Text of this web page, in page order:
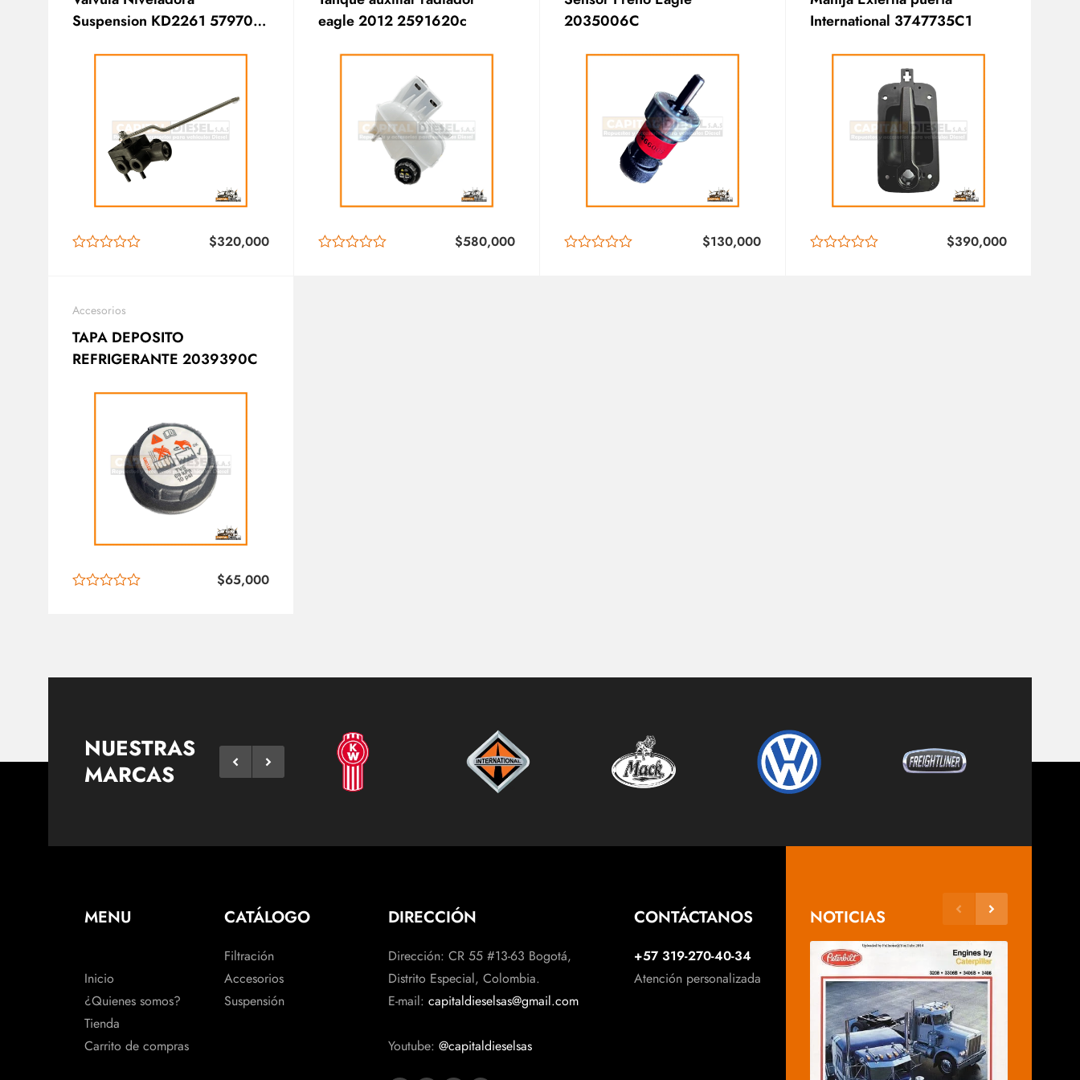
Suspension KD2261 579700-
$320,000
eagle 2012 2591620c
$580,000
2035006C
$130,000
International 3747735C1
$390,000
Accesorios
TAPA DEPOSITO
REFRIGERANTE 2039390C
$65,000
NUESTRAS
MARCAS
MENU
Inicio
¿Quienes somos?
Tienda
Carrito de compras
CATÁLOGO
Filtración
Accesorios
Suspensión
DIRECCIÓN
Dirección: CR 55 #13-63 Bogotá,
Distrito Especial, Colombia.
E-mail: capitaldieselsas@gmail.com
Youtube: @capitaldieselsas
CONTÁCTANOS
+57 319-270-40-34
Atención personalizada
NOTICIAS